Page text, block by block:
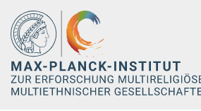
Hauptinhalt